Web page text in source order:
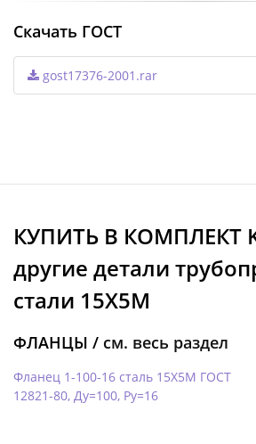
Скачать ГОСТ
gost17376-2001.rar
КУПИТЬ В КОМПЛЕКТ
другие детали
стали 15Х5М
ФЛАНЦЫ / см. весь раздел
Фланец 1-100-16 сталь 15Х5М ГОСТ
12821-80, Ду=100, Ру=16